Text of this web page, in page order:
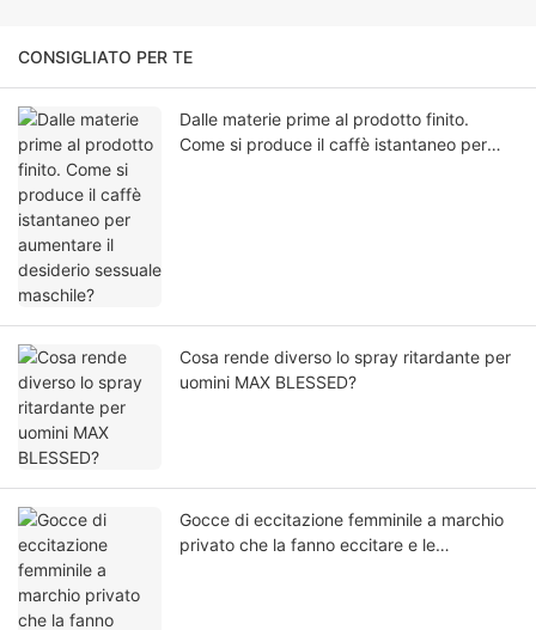
CONSIGLIATO PER TE
Dalle materie prime al prodotto finito.
Come si produce il caffè istantaneo per
Cosa rende diverso lo spray ritardante per
uomini MAX BLESSED?
Gocce di eccitazione femminile a marchio
privato che la fanno eccitare e le